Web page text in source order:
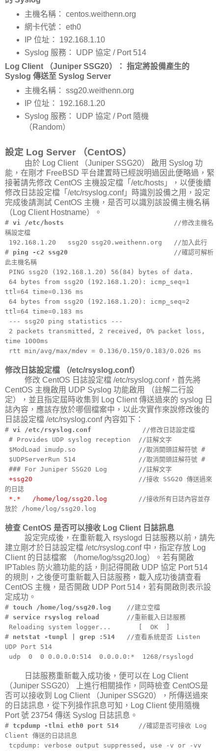
主機名稱： centos.weithenn.org
網卡代號： eth0
IP 位址： 192.168.1.10
Syslog 服務： UDP 協定 / Port 514
Log Client （Juniper SSG20）： 指定將設備產生的
Syslog 傳送至 Syslog Server
主機名稱： ssg20.weithenn.org
IP 位址： 192.168.1.20
Syslog 服務： UDP 協定 / Port 隨機
（Random）
設定 Log Server （CentOS）
由於 Log Client （Juniper SSG20） 啟用 Syslog 功
能，在剛才 FreeBSD 平台建置時已經說明過因此便略過，緊
接著請先修改 CentOS 主機設定檔「/etc/hosts」，以便後續
修改日誌設定檔「/etc/rsyslog.conf」時識別設備之用，設定
完成後請測試 CentOS 主機，是否可以識別該設備主機名稱
（Log Client Hostname）。
# vi /etc/hosts //修改主機名
稱設定檔
192.168.1.20 ssg20 ssg20.weithenn.org //加入此行
# ping -c2 ssg20 //確認可解析
此主機名稱
PING ssg20 (192.168.1.20) 56(84) bytes of data.
64 bytes from ssg20 (192.168.1.20): icmp_seq=1
ttl=64 time=0.136 ms
64 bytes from ssg20 (192.168.1.20): icmp_seq=2
ttl=64 time=0.183 ms
--- ssg20 ping statistics ---
2 packets transmitted, 2 received, 0% packet loss,
time 1000ms
rtt min/avg/max/mdev = 0.136/0.159/0.183/0.026 ms
修改日誌設定檔 （/etc/rsyslog.conf）
修改 CentOS 日誌設定檔 /etc/rsyslog.conf，首先將
CentOS 主機啟用 UDP Syslog 功能啟用 （註解二行設
定），並且指定屆時收集到 Log Client 傳送過來的 syslog 日
誌內容，應該存放於哪個檔案中，以此次實作來說修改後的
日誌設定檔 /etc/rsyslog.conf 內容如下：
# vi /etc/rsyslog.conf //修改日誌設定檔
# Provides UDP syslog reception //註解文字
$ModLoad imudp.so //取消開頭註解符號 #
$UDPServerRun 514 //取消開頭註解符號 #
### For Juniper SSG20 Log //註解文字
+ssg20 //接收 SSG20 傳送過來
的日誌
*.* /home/log/ssg20.log //接收所有日誌內容並存
放於 /home/log/ssg20.log
檢查 CentOS 是否可以接收 Log Client 日誌訊息
設定完成後，在重新載入 rsyslogd 日誌服務以前，請先
建立剛才於日誌設定檔 /etc/rsyslog.conf 中，指定存放 Log
Client 的日誌檔案 （/home/log/ssg20.log）。若有開啟
IPTables 防火牆功能的話，則記得開啟 UDP 協定 Port 514
的規則，之後便可重新載入日誌服務，載入成功後請查看
CentOS 主機，是否開啟 UDP Port 514，若有開啟則表示設
定成功。
# touch /home/log/ssg20.log //建立空檔
# service rsyslog reload
//重新載入日誌服務
Reloading system logger... [ OK ]
# netstat -tunpl | grep :514 //查看系統是否 Listen
UDP Port 514
udp 0 0 0.0.0.0:514 0.0.0.0:* 1268/rsyslogd
日誌服務重新載入成功後，便可以在 Log Client
（Juniper SSG20） 上進行相關操作，同時檢查 CentOS是
否可以接收到 Log Client （Juniper SSG20），所傳送過來
的日誌訊息，從下列操作訊息可知，Log Client 使用隨機
Port 號 23754 傳送 Syslog 日誌訊息。
# tcpdump -tlni eth0 port 514 //確認是否可接收 Log
Client 傳送的日誌訊息
tcpdump: verbose output suppressed, use -v or -vv